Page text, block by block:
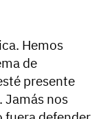
Hemos
de
presente
Jamás nos